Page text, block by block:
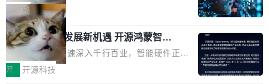
Agency年度合辑的观察指出,“产品”这个离消费
者最近的载体,在整个品牌营销层面的权重显著变
高了。全域营销服务商的竞争正在从规模转向深
度,案例厚度、全域覆盖、多线协同...
破的事实。 Jordan 随后补充了一句软化声明：
「我不认为这些会议上大部分论文都在过度宣传
或造假。问题是，作为读者，如果你筛选出那些
看起来最令人兴奋的论文，那它们大部分都是过
度宣传的。」 这才是真正的痛点。不是所有论文
都有问题，是最吸引眼球的那批论文最有问题。
这句话不是来自某个技术博客，而是出自 Hieu
Pham 的一条推文。Hieu Pham 是谁？他是 xAI
的早期工程师之一，在 Grok 训练基础设施团队
工作过。近日他在 X 上发了一条帖子，列出了他
认为现代 AI 领域最重要的三个开源项目。 第一
局
共商智能硬件发展新机遇 开源鸿蒙智能
硬件开发者日杭州站即将举行
随着万物智联加速深入千行百业，智能硬件正从
单点设备迈向智能化、网联化、协同化发展。作
开 开源科技